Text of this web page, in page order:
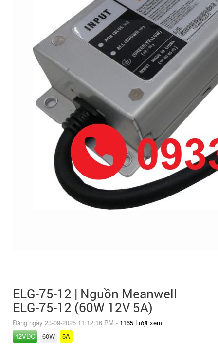
ELG-75-12 | Nguồn Meanwell
ELG-75-12 (60W 12V 5A)
Đăng ngày 23-09-2025 11:12:16 PM - 1165 Lượt xem
12VDC
60W 5A